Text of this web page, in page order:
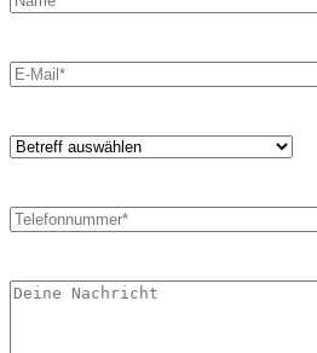
Please leave this field empty.